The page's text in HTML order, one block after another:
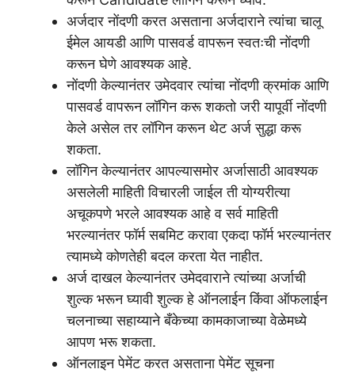
अर्जदार नोंदणी करत असताना अर्जदाराने त्यांचा चालू
ईमेल आयडी आणि पासवर्ड वापरून स्वतःची नोंदणी
करून घेणे आवश्यक आहे.
नोंदणी केल्यानंतर उमेदवार त्यांचा नोंदणी क्रमांक आणि
पासवर्ड वापरून लॉगिन करू शकतो जरी यापूर्वी नोंदणी
केले असेल तर लॉगिन करून थेट अर्ज सुद्धा करू
शकता.
लॉगिन केल्यानंतर आपल्यासमोर अर्जासाठी आवश्यक
असलेली माहिती विचारली जाईल ती योग्यरीत्या
अचूकपणे भरले आवश्यक आहे व सर्व माहिती
भरल्यानंतर फॉर्म सबमिट करावा एकदा फॉर्म भरल्यानंतर
त्यामध्ये कोणतेही बदल करता येत नाहीत.
अर्ज दाखल केल्यानंतर उमेदवाराने त्यांच्या अर्जाची
शुल्क भरून घ्यावी शुल्क हे ऑनलाईन किंवा ऑफलाईन
चलनाच्या सहाय्याने बँकेच्या कामकाजाच्या वेळेमध्ये
आपण भरू शकता.
ऑनलाइन पेमेंट करत असताना पेमेंट सूचना